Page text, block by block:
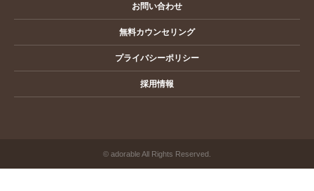
お問い合わせ
無料カウンセリング
プライバシーポリシー
採用情報
© adorable All Rights Reserved.